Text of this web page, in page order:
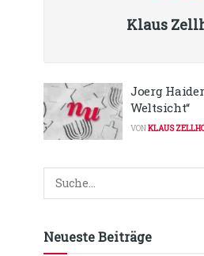
Klaus
Joerg
Weltsicht“
VONKLAUS
Neueste Beiträge